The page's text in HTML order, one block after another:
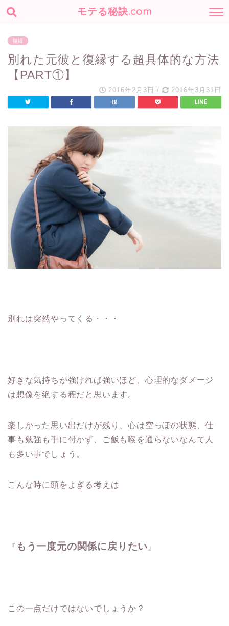
モテる秘訣.com
復縁
別れた元彼と復縁する超具体的な方法
【PART①】
2016年2月3日 / 2016年3月31日
別れは突然やってくる・・・
好きな気持ちが強ければ強いほど、 心理的なダメージ
は想像を絶する程だと思います。
楽しかった思い出だけが残り、心は空っぽの状態、仕
事も勉強も手に付かず、
ご飯も喉を通らないなんて人
も多い事でしょう。
こんな時に頭をよぎる考えは
『 もう一度元の関係に戻りたい』
この一点だけではないでしょうか？